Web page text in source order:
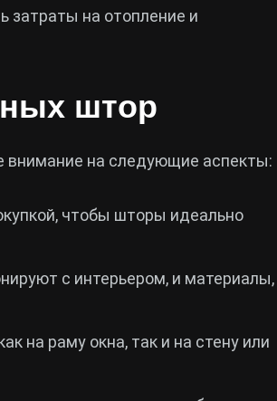
затраты на отопление и
штор
на следующие аспекты:
чтобы шторы идеально
с интерьером, и материалы,
на раму окна, так и на стену или